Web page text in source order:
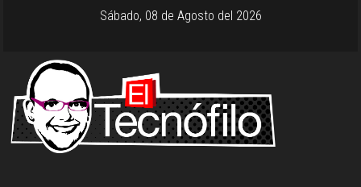
Sábado, 08 de Agosto del 2026